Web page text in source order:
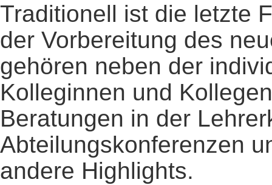
Traditionell ist die letzte
der Vorbereitung des
gehören neben der
Kolleginnen und
Beratungen in der
Abteilungskonferenzen
andere Highlights.